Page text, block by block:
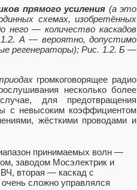
прямого усиления (а это
схемах, изобретённых
него — количество каскадов
1.2. А — вероятно, допустимо
регенераторы); Рис. 1.2. Б —
громкоговорящее радио
несколько более
для предотвращения
с невысоким коэффициентом
жёсткими проводами и